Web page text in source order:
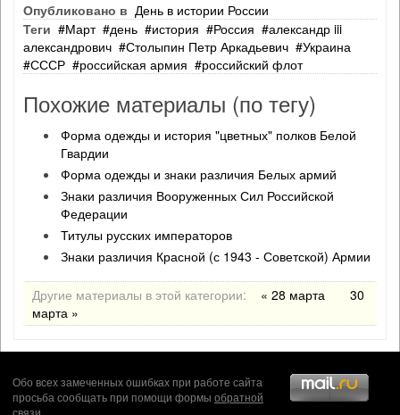
Опубликовано в День в истории России
Теги
Март день история Россия
александр iii
александрович
Столыпин Петр Аркадьевич
Украина
СССР
российская армия российский флот
Похожие материалы (по тегу)
Форма одежды и история "цветных" полков Белой
Гвардии
Форма одежды и знаки различия Белых армий
Знаки различия Вооруженных Сил Российской
Федерации
Титулы русских императоров
Знаки различия Красной (с 1943 - Советской) Армии
Другие материалы в этой категории: « 28 марта
30
марта »
Обо всех замеченных ошибках при работе сайта
просьба сообщать при помощи формы обратной
связи